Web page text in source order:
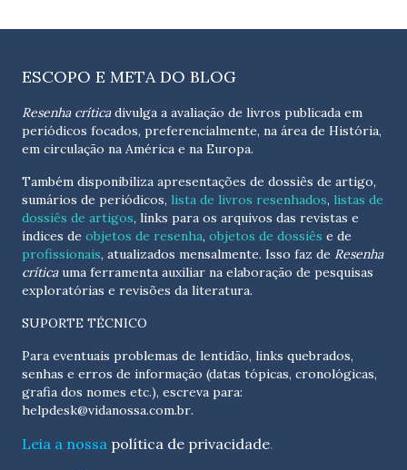
ESCOPO E META DO BLOG
Resenha críticadivulga a avaliação de livros publicada em
periódicos focados, preferencialmente, na área de História,
em circulação na América e na Europa.
Também disponibiliza apresentações de dossiês de artigo,
sumários de periódicos, lista de livros resenhados, listas de
dossiês de artigos, links para os arquivos das revistas e
índices de objetos de resenha, objetos de dossiês e de
profissionais, atualizados mensalmente. Isso faz de Resenha
críticauma ferramenta auxiliar na elaboração de pesquisas
exploratórias e revisões da literatura.
SUPORTE TÉCNICO
Para eventuais problemas de lentidão, links quebrados,
senhas e erros de informação (datas tópicas, cronológicas,
helpdesk@vidanossa.com.br.
Leia a nossa política de privacidade.